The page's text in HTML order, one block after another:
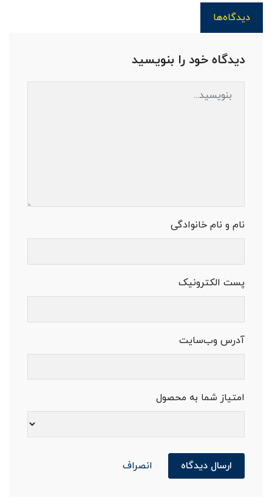
دیدگاه‌ها
دیدگاه خود را بنویسید
نام و نام خانوادگی
پست الکترونیک
آدرس وب‌سایت
امتیاز شما به محصول
ارسال دیدگاه انصراف